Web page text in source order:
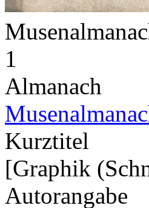
1
Almanach
Kurztitel
[Graphik
Autorangabe